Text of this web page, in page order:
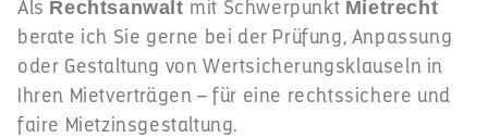
Als Rechtsanwalt mit Schwerpunkt Mietrecht
berate ich Sie gerne bei der Prüfung, Anpassung
oder Gestaltung von Wertsicherungsklauseln in
Ihren Mietverträgen – für eine rechtssichere und
faire Mietzinsgestaltung.